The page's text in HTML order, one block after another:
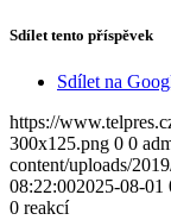
Sdílet tento příspěvek
Sdílet na
https://
300x125.png 0 0
content/uploads/
08:22:002025-08-01
0 reakcí